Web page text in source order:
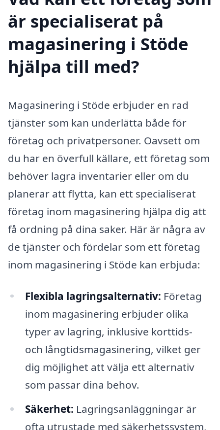
är specialiserat på
magasinering i Stöde
hjälpa till med?
Magasinering i Stöde erbjuder en rad
tjänster som kan underlätta både för
företag och privatpersoner. Oavsett om
du har en överfull källare, ett företag som
behöver lagra inventarier eller om du
planerar att flytta, kan ett specialiserat
företag inom magasinering hjälpa dig att
få ordning på dina saker. Här är några av
de tjänster och fördelar som ett företag
inom magasinering i Stöde kan erbjuda:
Flexibla lagringsalternativ: Företag
inom magasinering erbjuder olika
typer av lagring, inklusive korttids-
och långtidsmagasinering, vilket ger
dig möjlighet att välja ett alternativ
som passar dina behov.
Säkerhet: Lagringsanläggningar är
ofta utrustade med säkerhetssystem,